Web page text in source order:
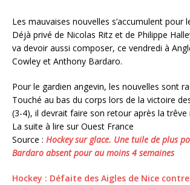
Les mauvaises nouvelles s’accumulent pour
Déjà privé de Nicolas Ritz et de Philippe
va devoir aussi composer, ce vendredi à
Cowley et Anthony Bardaro.
Pour le gardien angevin, les nouvelles sont
Touché au bas du corps lors de la victoire
(3-4), il devrait faire son retour après la trêve
La suite à lire sur Ouest France
Source : Hockey sur glace. Une tuile de plus
Bardaro absent pour au moins 4 semaines
Hockey : Défaite des Aigles de Nice